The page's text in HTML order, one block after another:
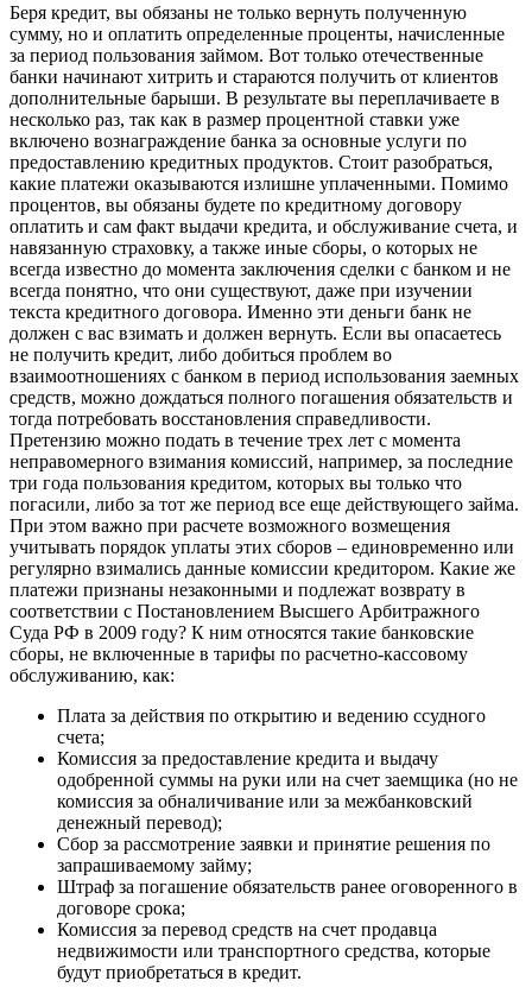
Беря кредит, вы обязаны не только вернуть полученную
сумму, но и оплатить определенные проценты, начисленные
за период пользования займом. Вот только отечественные
банки начинают хитрить и стараются получить от клиентов
дополнительные барыши. В результате вы переплачиваете в
несколько раз, так как в размер процентной ставки уже
включено вознаграждение банка за основные услуги по
предоставлению кредитных продуктов. Стоит разобраться,
какие платежи оказываются излишне уплаченными. Помимо
процентов, вы обязаны будете по кредитному договору
оплатить и сам факт выдачи кредита, и обслуживание счета, и
навязанную страховку, а также иные сборы, о которых не
всегда известно до момента заключения сделки с банком и не
всегда понятно, что они существуют, даже при изучении
текста кредитного договора. Именно эти деньги банк не
должен с вас взимать и должен вернуть. Если вы опасаетесь
не получить кредит, либо добиться проблем во
взаимоотношениях с банком в период использования заемных
средств, можно дождаться полного погашения обязательств и
тогда потребовать восстановления справедливости.
Претензию можно подать в течение трех лет с момента
неправомерного взимания комиссий, например, за последние
три года пользования кредитом, которых вы только что
погасили, либо за тот же период все еще действующего займа.
При этом важно при расчете возможного возмещения
учитывать порядок уплаты этих сборов – единовременно или
регулярно взимались данные комиссии кредитором. Какие же
платежи признаны незаконными и подлежат возврату в
соответствии с Постановлением Высшего Арбитражного
Суда РФ в 2009 году? К ним относятся такие банковские
сборы, не включенные в тарифы по расчетно-кассовому
обслуживанию, как:
Плата за действия по открытию и ведению ссудного
счета;
Комиссия за предоставление кредита и выдачу
одобренной суммы на руки или на счет заемщика (но не
комиссия за обналичивание или за межбанковский
денежный перевод);
Сбор за рассмотрение заявки и принятие решения по
запрашиваемому займу;
Штраф за погашение обязательств ранее оговоренного в
договоре срока;
Комиссия за перевод средств на счет продавца
недвижимости или транспортного средства, которые
будут приобретаться в кредит.